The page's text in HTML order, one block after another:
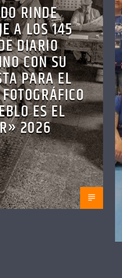
RINDE
A LOS 145
DIARIO
CON SU
PARA EL
ES EL
2026